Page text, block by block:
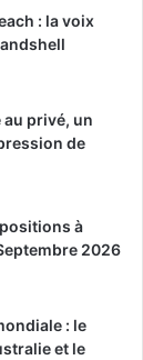
: la voix
privé, un
de
à
2026
: le
et le